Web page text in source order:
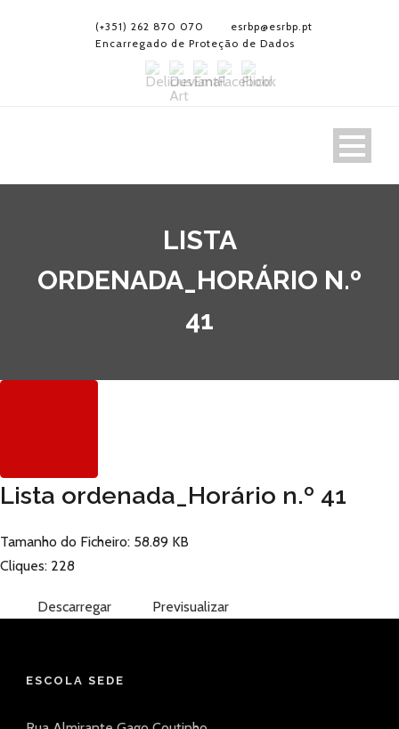
(+351) 262 870 070
esrbp@esrbp.pt
Encarregado de Proteção de Dados
LISTA
ORDENADA_HORÁRIO N.º
41
Lista ordenada_Horário n.º 41
Tamanho do Ficheiro: 58.89 KB
Cliques: 228
Descarregar Previsualizar
ESCOLA SEDE